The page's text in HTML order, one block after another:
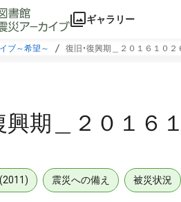
ギャラリー
ブ～希望～ 復旧・復興期＿２０１６１０
興期＿２０１６
震災への備え 被災状況